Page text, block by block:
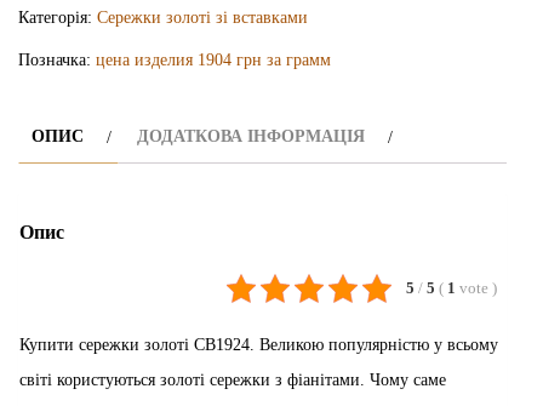
кількість
Категорія: Сережки золоті зі вставками
Позначка: цена изделия 1904 грн за грамм
ОПИС ДОДАТКОВА ІНФОРМАЦІЯ
Опис
5 / 5 ( 1 vote )
Купити сережки золоті СВ1924. Великою популярністю у всьому
світі користуються золоті сережки з фіанітами. Чому саме